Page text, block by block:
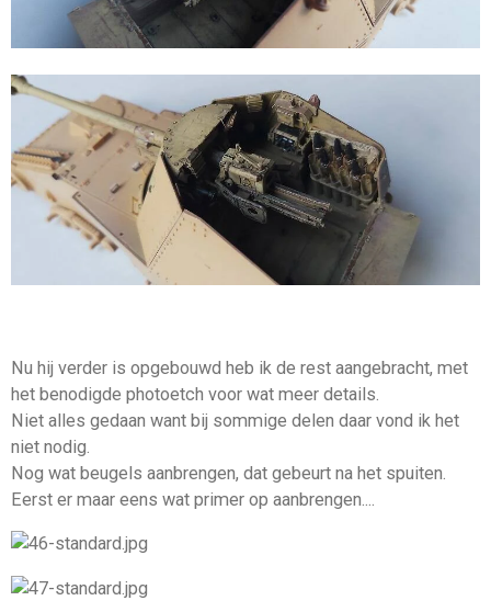
Nu hij verder is opgebouwd heb ik de rest aangebracht, met
het benodigde photoetch voor wat meer details.
Niet alles gedaan want bij sommige delen daar vond ik het
niet nodig.
Nog wat beugels aanbrengen, dat gebeurt na het spuiten.
Eerst er maar eens wat primer op aanbrengen....